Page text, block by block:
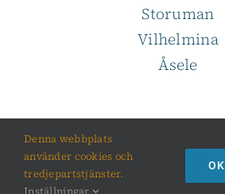
Storuman
Vilhelmina
Åsele
Denna webbplats
använder cookies och
tredjepartstjänster.
Inställningar
OK